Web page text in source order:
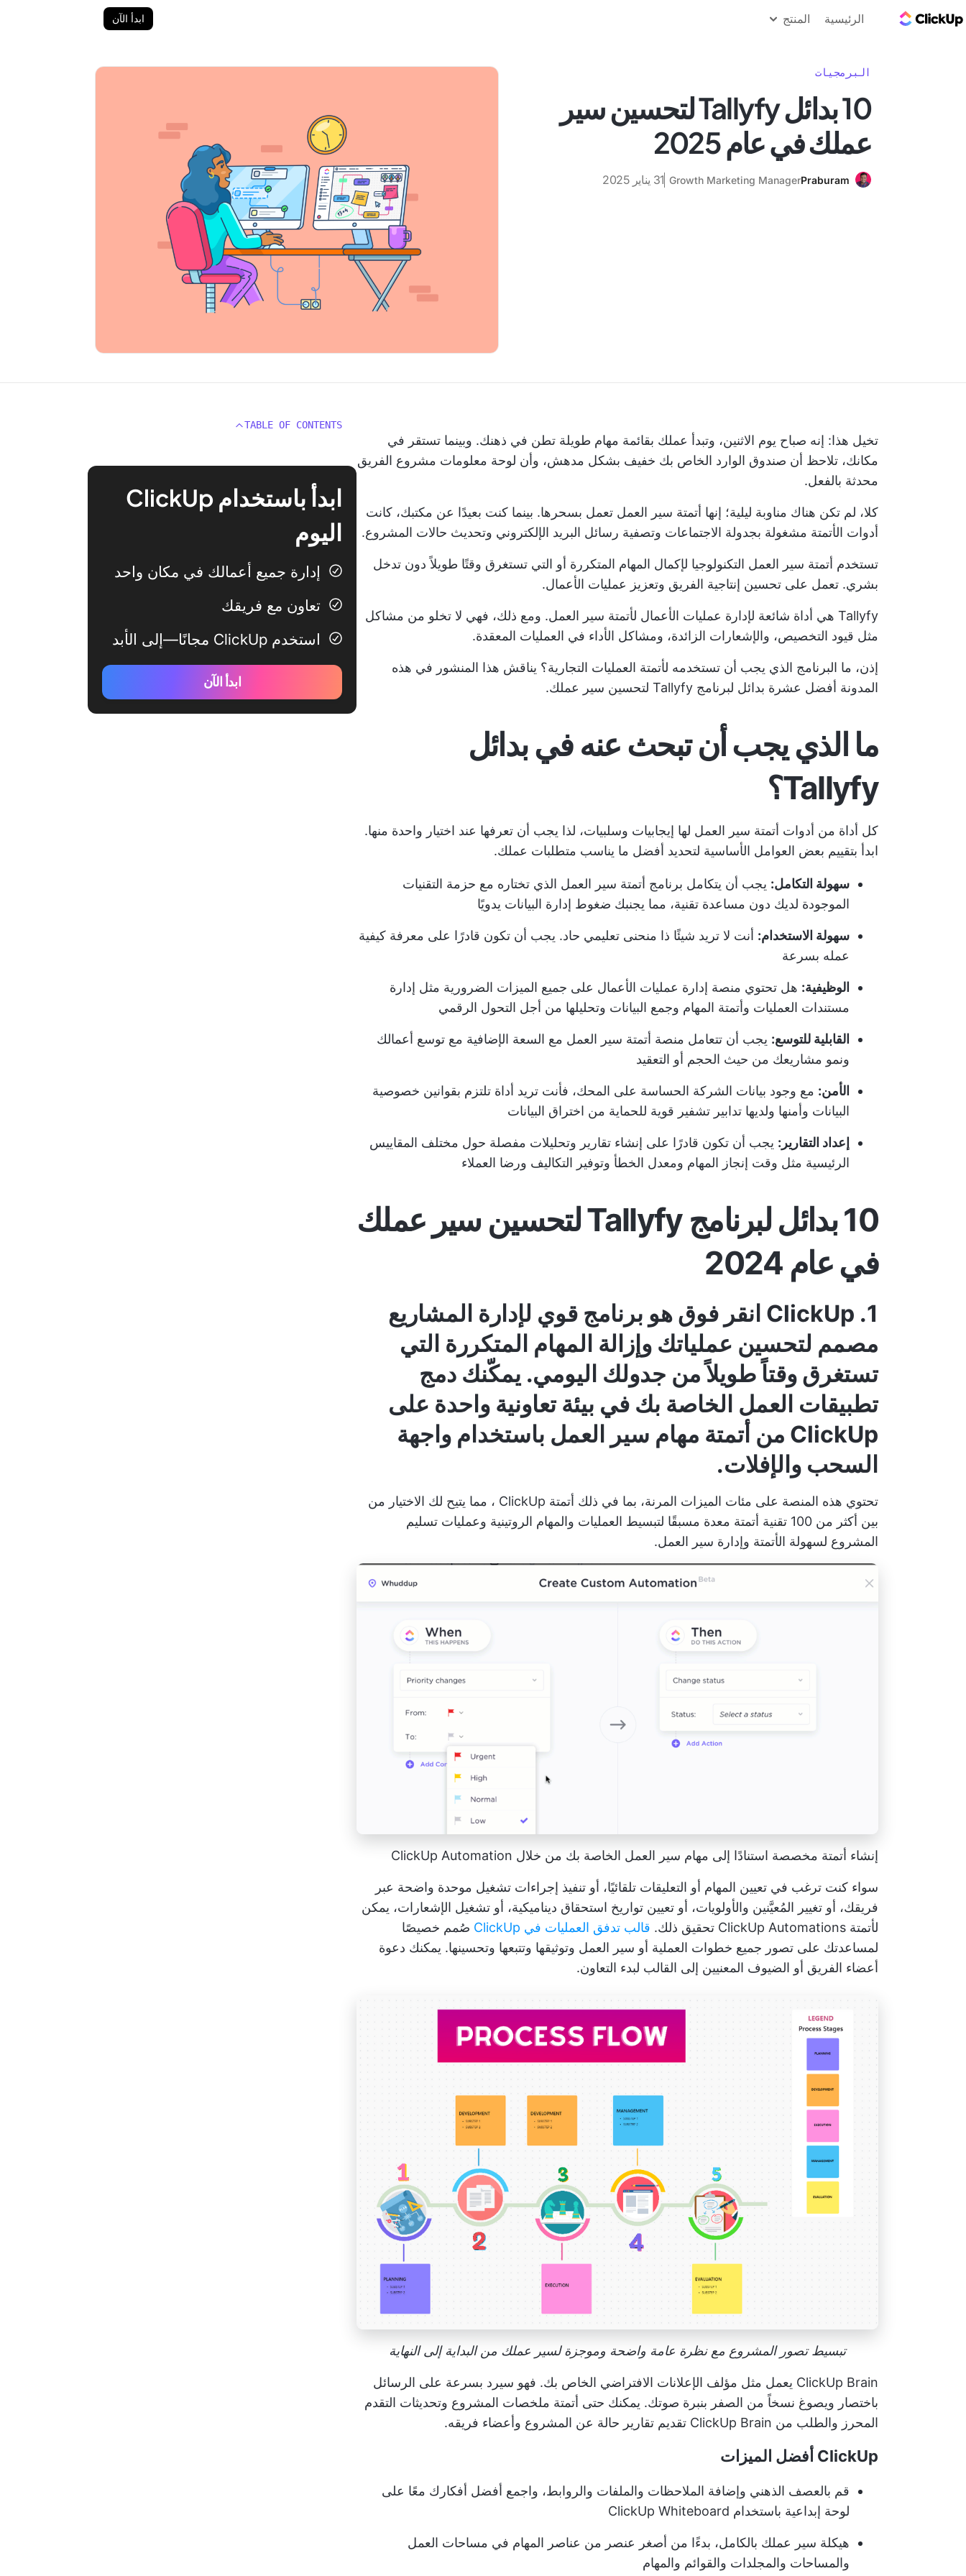
الرئيسية المنتج ابدأ الآن
البرمجيات
10 بدائل Tallyfy لتحسين سير
عملك في عام 2025
Praburam
Growth Marketing Manager 31 يناير 2025
تخيل هذا: إنه صباح يوم الاثنين، وتبدأ عملك بقائمة مهام طويلة تطن في ذهنك. وبينما تستقر في
مكانك، تلاحظ أن صندوق الوارد الخاص بك خفيف بشكل مدهش، وأن لوحة معلومات مشروع الفريق
محدثة بالفعل.
كلا، لم تكن هناك مناوبة ليلية؛ إنها أتمتة سير العمل تعمل بسحرها. بينما كنت بعيدًا عن مكتبك، كانت
أدوات الأتمتة مشغولة بجدولة الاجتماعات وتصفية رسائل البريد الإلكتروني وتحديث حالات المشروع.
تستخدم أتمتة سير العمل التكنولوجيا لإكمال المهام المتكررة أو التي تستغرق وقتًا طويلاً دون تدخل
بشري. تعمل على تحسين إنتاجية الفريق وتعزيز عمليات الأعمال.
Tallyfy هي أداة شائعة لإدارة عمليات الأعمال لأتمتة سير العمل. ومع ذلك، فهي لا تخلو من مشاكل
مثل قيود التخصيص، والإشعارات الزائدة، ومشاكل الأداء في العمليات المعقدة.
إذن، ما البرنامج الذي يجب أن تستخدمه لأتمتة العمليات التجارية؟ يناقش هذا المنشور في هذه
المدونة أفضل عشرة بدائل لبرنامج Tallyfy لتحسين سير عملك.
ما الذي يجب أن تبحث عنه في بدائل
Tallyfy؟
كل أداة من أدوات أتمتة سير العمل لها إيجابيات وسلبيات، لذا يجب أن تعرفها عند اختيار واحدة منها.
ابدأ بتقييم بعض العوامل الأساسية لتحديد أفضل ما يناسب متطلبات عملك.
سهولة التكامل: يجب أن يتكامل برنامج أتمتة سير العمل الذي تختاره مع حزمة التقنيات
الموجودة لديك دون مساعدة تقنية، مما يجنبك ضغوط إدارة البيانات يدويًا
سهولة الاستخدام: أنت لا تريد شيئًا ذا منحنى تعليمي حاد. يجب أن تكون قادرًا على معرفة كيفية
عمله بسرعة
الوظيفية: هل تحتوي منصة إدارة عمليات الأعمال على جميع الميزات الضرورية مثل إدارة
مستندات العمليات وأتمتة المهام وجمع البيانات وتحليلها من أجل التحول الرقمي
القابلية للتوسع: يجب أن تتعامل منصة أتمتة سير العمل مع السعة الإضافية مع توسع أعمالك
ونمو مشاريعك من حيث الحجم أو التعقيد
الأمن: مع وجود بيانات الشركة الحساسة على المحك، فأنت تريد أداة تلتزم بقوانين خصوصية
البيانات وأمنها ولديها تدابير تشفير قوية للحماية من اختراق البيانات
إعداد التقارير: يجب أن تكون قادرًا على إنشاء تقارير وتحليلات مفصلة حول مختلف المقاييس
الرئيسية مثل وقت إنجاز المهام ومعدل الخطأ وتوفير التكاليف ورضا العملاء
10 بدائل لبرنامج Tallyfy لتحسين سير عملك
في عام 2024
1. ClickUp انقر فوق هو برنامج قوي لإدارة المشاريع
مصمم لتحسين عملياتك وإزالة المهام المتكررة التي
تستغرق وقتاً طويلاً من جدولك اليومي. يمكّنك دمج
تطبيقات العمل الخاصة بك في بيئة تعاونية واحدة على
ClickUp من أتمتة مهام سير العمل باستخدام واجهة
السحب والإفلات.
تحتوي هذه المنصة على مئات الميزات المرنة، بما في ذلك أتمتة ClickUp
، مما يتيح لك الاختيار من
بين أكثر من 100 تقنية أتمتة معدة مسبقًا لتبسيط العمليات والمهام الروتينية وعمليات تسليم
المشروع لسهولة الأتمتة وإدارة سير العمل.
إنشاء أتمتة مخصصة استنادًا إلى مهام سير العمل الخاصة بك من خلال ClickUp Automation
سواء كنت ترغب في تعيين المهام أو التعليقات تلقائيًا، أو تنفيذ إجراءات تشغيل موحدة واضحة عبر
فريقك، أو تغيير المُعيَّنين والأولويات، أو تعيين تواريخ استحقاق ديناميكية، أو تشغيل الإشعارات، يمكن
لأتمتة ClickUp Automations تحقيق ذلك.
قالب تدفق العمليات في ClickUp
صُمم خصيصًا
لمساعدتك على تصور جميع خطوات العملية أو سير العمل وتوثيقها وتتبعها وتحسينها. يمكنك دعوة
أعضاء الفريق أو الضيوف المعنيين إلى القالب لبدء التعاون.
تبسيط تصور المشروع مع نظرة عامة واضحة وموجزة لسير عملك من البداية إلى النهاية
ClickUp Brain يعمل مثل مؤلف الإعلانات الافتراضي الخاص بك. فهو سيرد بسرعة على الرسائل
باختصار ويصوغ نسخاً من الصفر بنبرة صوتك. يمكنك حتى أتمتة ملخصات المشروع وتحديثات التقدم
المحرز والطلب من ClickUp Brain تقديم تقارير حالة عن المشروع وأعضاء فريقه.
ClickUp أفضل الميزات
قم بالعصف الذهني وإضافة الملاحظات والملفات والروابط، واجمع أفضل أفكارك معًا على
لوحة إبداعية باستخدام ClickUp Whiteboard
هيكلة سير عملك بالكامل، بدءًا من أصغر عنصر من عناصر المهام في مساحات العمل
والمساحات والمجلدات والقوائم والمهام
TABLE OF CONTENTS
ابدأ باستخدام ClickUp
اليوم
إدارة جميع أعمالك في مكان واحد
تعاون مع فريقك
استخدم ClickUp مجانًا—إلى الأبد
ابدأ الآن